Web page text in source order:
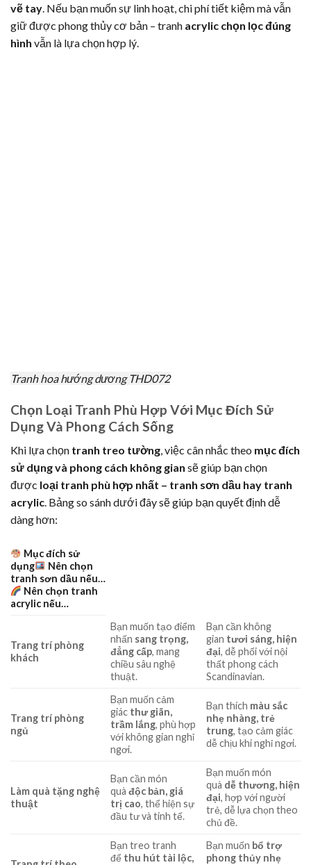
vẽ tay . Nếu bạn muốn sự linh hoạt, chi phí tiết kiệm mà vẫn
giữ được phong thủy cơ bản – tranh acrylic chọn lọc đúng
hình vẫn là lựa chọn hợp lý.
Tranh hoa hướng dương THD072
Chọn Loại Tranh Phù Hợp Với Mục Đích Sử
Dụng Và Phong Cách Sống
Khi lựa chọn tranh treo tường, việc cân nhắc theo mục đích
sử dụng và phong cách không gian sẽ giúp bạn chọn
được loại tranh phù hợp nhất – tranh sơn dầu hay tranh
acrylic. Bảng so sánh dưới đây sẽ giúp bạn quyết định dễ
dàng hơn:
Mục đích sử
dụng
Nên chọn
tranh sơn dầu nếu…
Nên chọn tranh
acrylic nếu…
Trang trí phòng
khách
Bạn muốn tạo điểm
nhấn sang trọng,
đẳng cấp, mang
chiều sâu nghệ
thuật.
Bạn cần không
gian tươi sáng, hiện
đại, dễ phối với nội
thất phong cách
Scandinavian.
Trang trí phòng
ngủ
Bạn muốn cảm
giác thư giãn,
trầm lắng, phù hợp
với không gian nghỉ
ngơi.
Bạn thích màu sắc
nhẹ nhàng, trẻ
trung, tạo cảm giác
dễ chịu khi nghỉ ngơi.
Làm quà tặng nghệ
thuật
Bạn cần món
quàđộc bản, giá
trị cao, thể hiện sự
đầu tư và tinh tế.
Bạn muốn món
quà dễ thương, hiện
đại, hợp với người
trẻ, dễ lựa chọn theo
chủ đề.
Bạn treo tranh
để thu hút tài lộc,
Bạn muốn bổ trợ
phong thủy nhẹ